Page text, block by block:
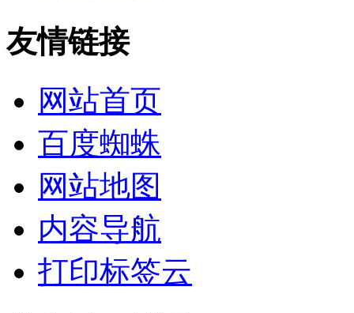
友情链接
网站首页
百度蜘蛛
网站地图
内容导航
打印标签云